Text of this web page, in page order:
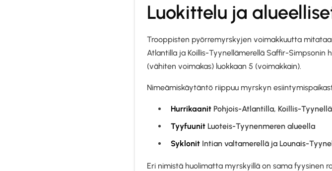
Luokittelu ja
Trooppisten pyörremyrskyjen voimakkuutta
Atlantilla ja Koillis-Tyynellämerellä Saffir-Simpsonin
(vähiten voimakas) luokkaan 5 (voimakkain).
Nimeämiskäytäntö riippuu myrskyn
Hurrikaanit Pohjois-Atlantilla, Koillis-
Tyyfuunit Luoteis-Tyynenmeren alueella
Syklonit Intian valtamerellä ja Lounais-
Eri nimistä huolimatta myrskyillä on sama fyysinen